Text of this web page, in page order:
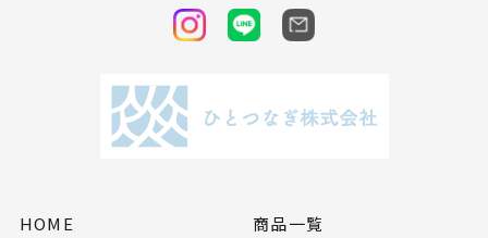
HOME
商品一覧